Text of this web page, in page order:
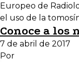
Europeo de
el uso de la
Conoce a los
7 de abril de 2017
Por